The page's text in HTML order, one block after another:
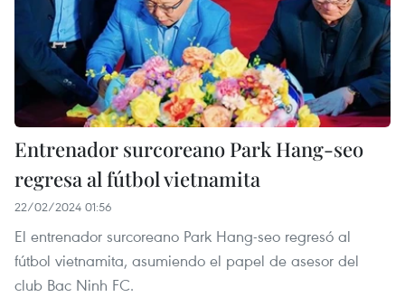
Entrenador surcoreano Park Hang-seo
regresa al fútbol vietnamita
22/02/2024 01:56
El entrenador surcoreano Park Hang-seo regresó al
fútbol vietnamita, asumiendo el papel de asesor del
club Bac Ninh FC.